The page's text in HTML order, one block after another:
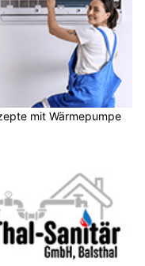
mit Wärmepumpe